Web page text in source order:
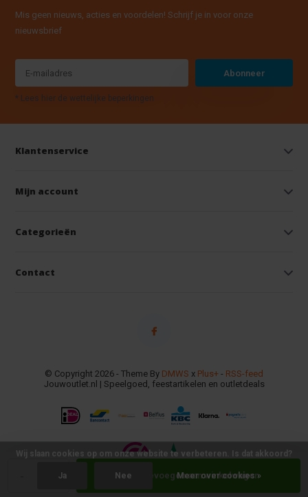
+ Toevoegen aan winkelwagen
Mis geen nieuws, acties en voordelen! Schrijf je in voor onze
nieuwsbrief
Abonneer
* Lees hier de wettelijke beperkingen
Klantenservice
Mijn account
Categorieën
Contact
© Copyright 2026 - Theme By DMWS x Plus+ - RSS-feed
Jouwoutlet.nl | Speelgoed, feestartikelen en outletdeals
Wij slaan cookies op om onze website te verbeteren. Is dat akkoord?
Ja Nee Meer over cookies »